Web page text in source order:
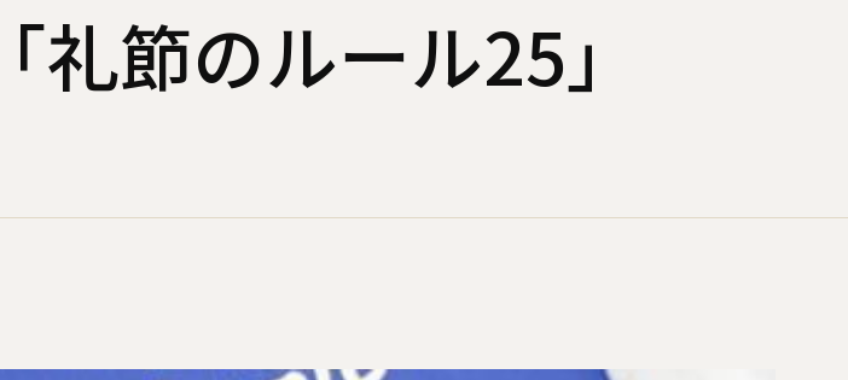
節のルール25」